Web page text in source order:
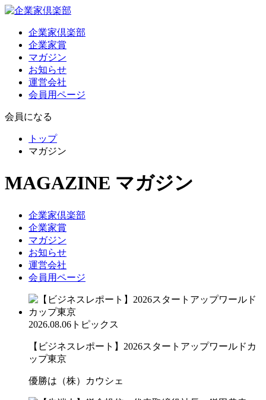
企業家倶楽部
企業家賞
マガジン
お知らせ
運営会社
会員用ページ
会員になる
トップ
マガジン
MAGAZINE マガジン
企業家倶楽部
企業家賞
マガジン
お知らせ
運営会社
会員用ページ
2026.08.06 トピックス
【ビジネスレポート】2026スタートアップワールドカ
ップ東京
優勝は（株）カウシェ